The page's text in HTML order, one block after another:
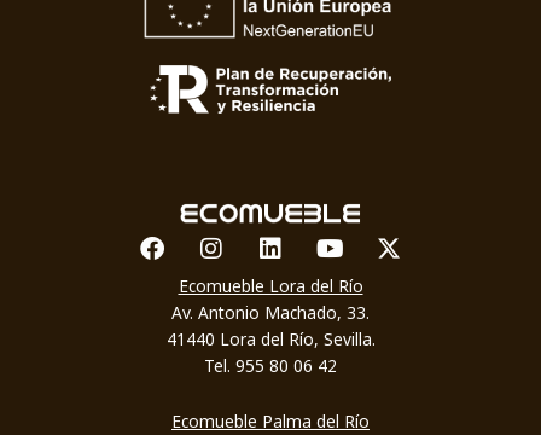
FacebookInstagram
LinkedinYoutubeX-twitter
Ecomueble Lora del Río
Av. Antonio Machado, 33.
41440 Lora del Río, Sevilla.
Tel. 955 80 06 42
Ecomueble Palma del Río